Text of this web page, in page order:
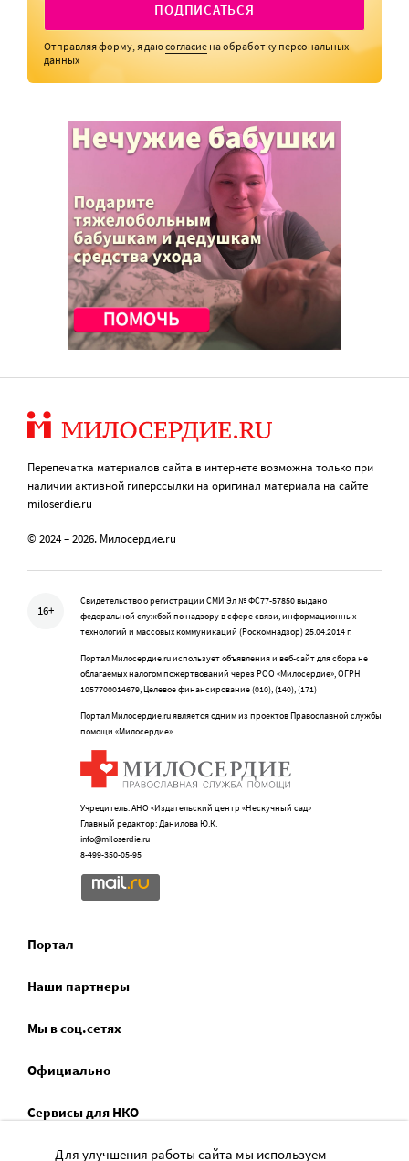
ПОДПИСАТЬСЯ
Отправляя форму, я даюсогласие на обработку персональных
данных
Перепечатка материалов сайта в интернете возможна только при
наличии активной гиперссылки на оригинал материала на сайте
miloserdie.ru
© 2024 – 2026. Милосердие.ru
16+
Свидетельство о регистрации СМИ Эл № ФС77-57850 выдано
федеральной службой по надзору в сфере связи, информационных
технологий и массовых коммуникаций (Роскомнадзор) 25.04.2014 г.
Портал Милосердие.ru использует объявления и веб-сайт для сбора не
облагаемых налогом пожертвований через РОО «Милосердие», ОГРН
1057700014679, Целевое финансирование (010), (140), (171)
Портал Милосердие.ru является одним из проектов Православной службы
помощи «Милосердие»
Учредитель: АНО «Издательский центр «Нескучный сад»
Главный редактор: Данилова Ю.К.
info@miloserdie.ru
8-499-350-05-95
Портал
Наши партнеры
Мы в соц.сетях
Официально
Сервисы для НКО
Спецпроекты
Для улучшения работы сайта мы используем